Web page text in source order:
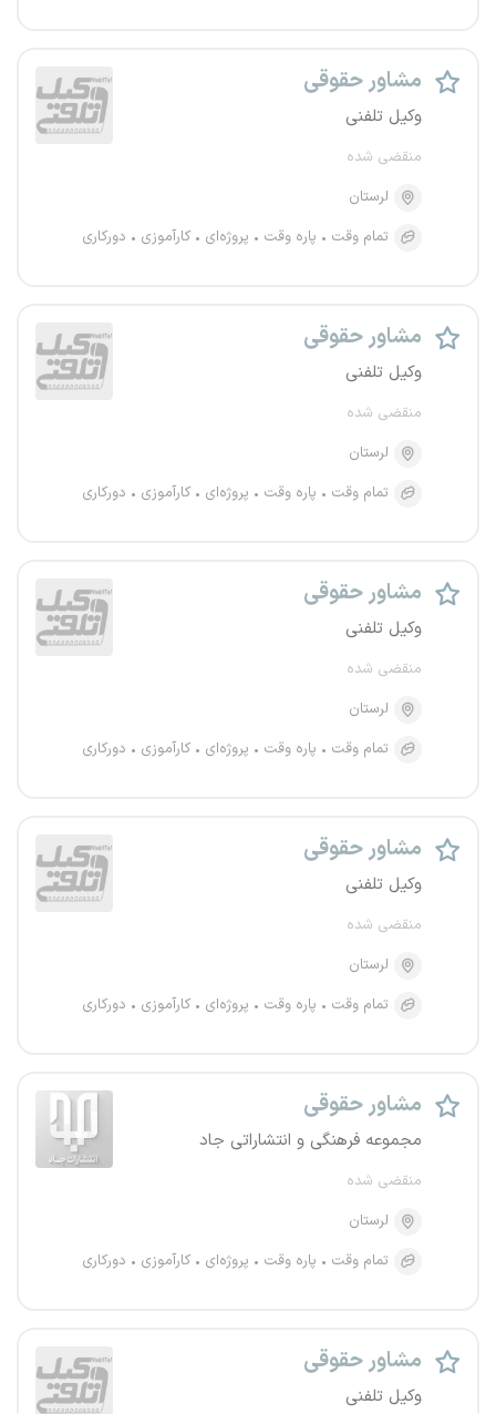
مشاور حقوقی
وکیل تلفنی
منقضی شده
لرستان
تمام وقت
پاره وقت پروژه‌ای کارآموزی دورکاری
مشاور حقوقی
وکیل تلفنی
منقضی شده
لرستان
تمام وقت
پاره وقت پروژه‌ای کارآموزی دورکاری
مشاور حقوقی
وکیل تلفنی
منقضی شده
لرستان
تمام وقت
پاره وقت پروژه‌ای کارآموزی دورکاری
مشاور حقوقی
وکیل تلفنی
منقضی شده
لرستان
تمام وقت
پاره وقت پروژه‌ای کارآموزی دورکاری
مشاور حقوقی
مجموعه فرهنگی و انتشاراتی جاد
منقضی شده
لرستان
تمام وقت
پاره وقت پروژه‌ای کارآموزی دورکاری
مشاور حقوقی
وکیل تلفنی